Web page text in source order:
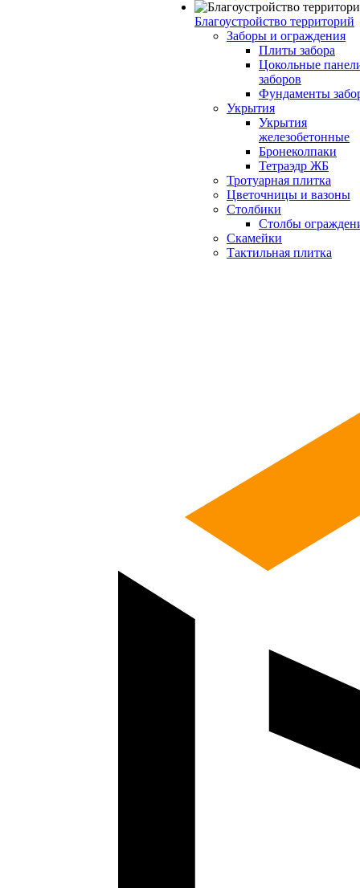
Благоустройство территорий
Заборы и ограждения
Плиты забора
Цокольные
заборов
Фундаменты
Укрытия
Укрытия
железобетонные
Бронеколпаки
Тетраэдр ЖБ
Тротуарная плитка
Цветочницы и вазоны
Столбики
Столбы
Скамейки
Тактильная плитка